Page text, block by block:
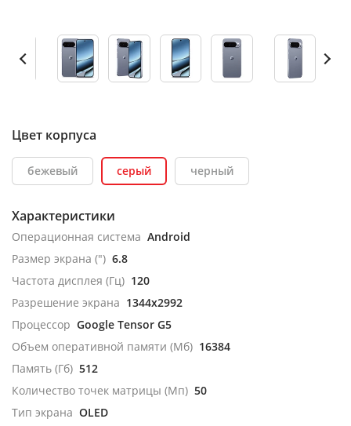
Цвет корпуса
бежевый серый черный
Характеристики
Операционная система Android
Размер экрана (") 6.8
Частота дисплея (Гц) 120
Разрешение экрана 1344x2992
Процессор Google Tensor G5
Объем оперативной памяти (Мб) 16384
Память (Гб) 512
Количество точек матрицы (Мп) 50
Тип экрана OLED